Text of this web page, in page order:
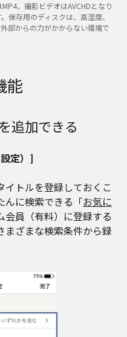
、撮影ビデオはAVCHDとなり
保存用のディスクは、高湿度、
部からの力がかからない環境で
能
追加できる
定）]
イトルを登録しておくこ
んに検索できる「お気に
会員（有料）に登録する
まざまな検索条件から録